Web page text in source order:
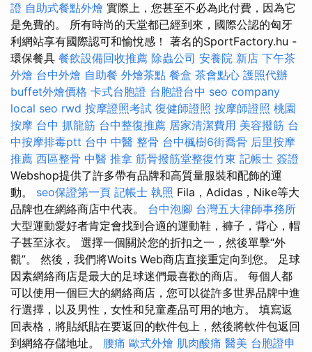
證 自助式餐點外燴 實際上，您甚至不必為此付費，因為它
是免費的。 所有時尚的天堂都已經到來，國際公認的匈牙
利網站享有國際認可和愉悅感！ 著名的SportFactory.hu -
環保餐具 餐飲設備回收推薦 除蟲公司 安養院 新店 下午茶
外燴 台中外燴 自助餐 外燴茶點 餐盒 茶會點心 護照代辦
buffet外燴價格 卡式台胞證 台胞證台中 seo company
local seo rwd 按摩證照考試 復健師證照 按摩師證照 桃園
按摩 台中 抓龍筋 台中整復推薦 居家清潔費用 美容撥筋 台
中按摩排毒ptt 台中 中醫 整骨 台中楓樹6街喬骨 后里按摩
推薦 西區整骨 中醫 推拿 筋骨撥筋堂整復竹東 記帳士 簽證
Webshop提供了許多帶有品牌和高質量服裝和配飾的運
動。 seo保證第一頁 記帳士 執照 Fila，Adidas，Nike等大
品牌也在網絡商店中代表。 台中泡腳 台灣五大律師事務所
大型運動愛好者肯定會找到合適的運動鞋，褲子，背心，帽
子甚至泳衣。 選擇一個關於您的折扣之一，然後單擊“外
觀”。 然後，我們將Woits Web商店直接重定向到您。 足球
因素網絡商店是最大的足球迷們最喜歡的商店。 每個人都
可以使用一個巨大的網絡商店，您可以從許多世界品牌中進
行選擇，以及男性，女性和兒童產品可用的地方。 填寫返
回表格，將貼紙貼在要返回的軟件包上，然後將軟件包返回
到網絡存儲地址。 腰痛 歐式外燴 肌肉酸痛 醫美 台胞證申